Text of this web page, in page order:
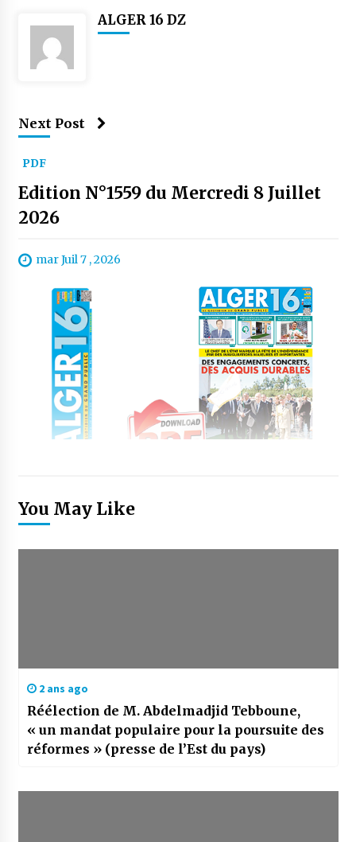
ALGER 16 DZ
Next Post
PDF
Edition N°1559 du Mercredi 8 Juillet
2026
mar Juil 7 , 2026
You May Like
2 ans ago
Réélection de M. Abdelmadjid Tebboune,
« un mandat populaire pour la poursuite des
réformes » (presse de l’Est du pays)